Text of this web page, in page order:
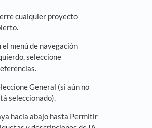
cualquier proyecto
el menú de navegación
seleccione
General (si aún no
seleccionado).
hacia abajo hasta Permitir